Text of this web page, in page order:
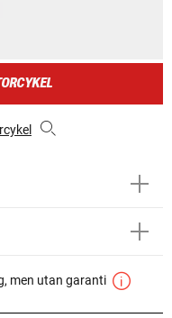
men utan garanti